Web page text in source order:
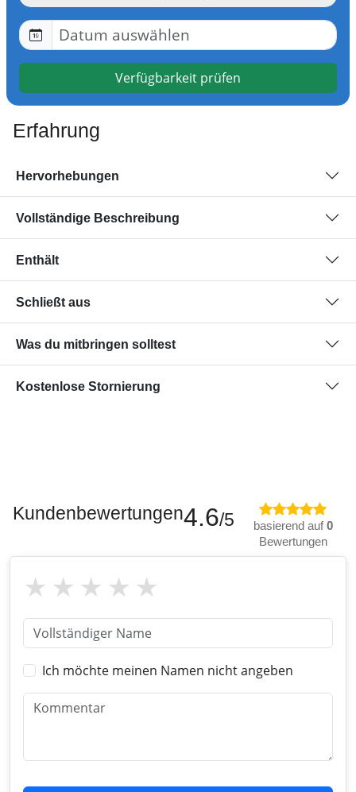
Verfügbarkeit prüfen
Erfahrung
Hervorhebungen
Vollständige Beschreibung
Enthält
Schließt aus
Was du mitbringen solltest
Kostenlose Stornierung
Kundenbewertungen4.6/5 basierend auf0
Bewertungen
Ich möchte meinen Namen nicht angeben